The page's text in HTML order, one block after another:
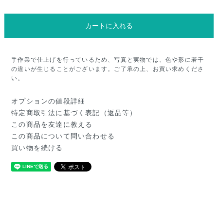
カートに入れる
手作業で仕上げを行っているため、写真と実物では、色や形に若干
の違いが生じることがございます。ご了承の上、お買い求めくださ
い。
オプションの値段詳細
特定商取引法に基づく表記（返品等）
この商品を友達に教える
この商品について問い合わせる
買い物を続ける